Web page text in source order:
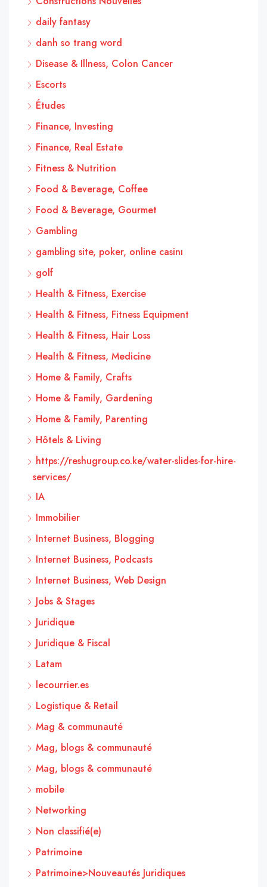
daily fantasy
danh so trang word
Disease & Illness, Colon Cancer
Escorts
Études
Finance, Investing
Finance, Real Estate
Fitness & Nutrition
Food & Beverage, Coffee
Food & Beverage, Gourmet
Gambling
gambling site, poker, online casinı
golf
Health & Fitness, Exercise
Health & Fitness, Fitness Equipment
Health & Fitness, Hair Loss
Health & Fitness, Medicine
Home & Family, Crafts
Home & Family, Gardening
Home & Family, Parenting
Hôtels & Living
https://reshugroup.co.ke/water-slides-for-hire-
services/
IA
Immobilier
Internet Business, Blogging
Internet Business, Podcasts
Internet Business, Web Design
Jobs & Stages
Juridique
Juridique & Fiscal
Latam
lecourrier.es
Logistique & Retail
Mag & communauté
Mag, blogs & communauté
Mag, blogs & communauté
mobile
Networking
Non classifié(e)
Patrimoine
Patrimoine>Nouveautés Juridiques